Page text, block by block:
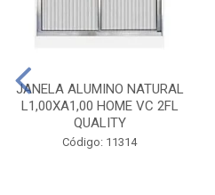
JANELA ALUMINO NATURAL
L1,00XA1,00 HOME VC 2FL
QUALITY
Código: 11314